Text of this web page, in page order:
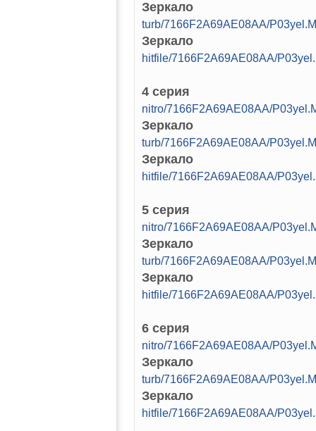
Зеркало
turb/7166F2A69AE08AA/
Зеркало
hitfile/7166F2A69AE08AA/
4 серия
nitro/7166F2A69AE08AA/
Зеркало
turb/7166F2A69AE08AA/
Зеркало
hitfile/7166F2A69AE08AA/
5 серия
nitro/7166F2A69AE08AA/
Зеркало
turb/7166F2A69AE08AA/
Зеркало
hitfile/7166F2A69AE08AA/
6 серия
nitro/7166F2A69AE08AA/
Зеркало
turb/7166F2A69AE08AA/
Зеркало
hitfile/7166F2A69AE08AA/